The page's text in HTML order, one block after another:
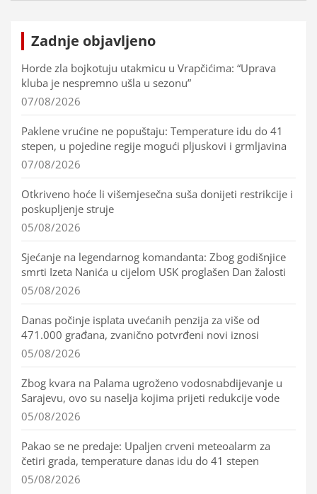
Zadnje objavljeno
Horde zla bojkotuju utakmicu u Vrapčićima: “Uprava
kluba je nespremno ušla u sezonu”
07/08/2026
Paklene vrućine ne popuštaju: Temperature idu do 41
stepen, u pojedine regije mogući pljuskovi i grmljavina
07/08/2026
Otkriveno hoće li višemjesečna suša donijeti restrikcije i
poskupljenje struje
05/08/2026
Sjećanje na legendarnog komandanta: Zbog godišnjice
smrti Izeta Nanića u cijelom USK proglašen Dan žalosti
05/08/2026
Danas počinje isplata uvećanih penzija za više od
471.000 građana, zvanično potvrđeni novi iznosi
05/08/2026
Zbog kvara na Palama ugroženo vodosnabdijevanje u
Sarajevu, ovo su naselja kojima prijeti redukcije vode
05/08/2026
Pakao se ne predaje: Upaljen crveni meteoalarm za
četiri grada, temperature danas idu do 41 stepen
05/08/2026